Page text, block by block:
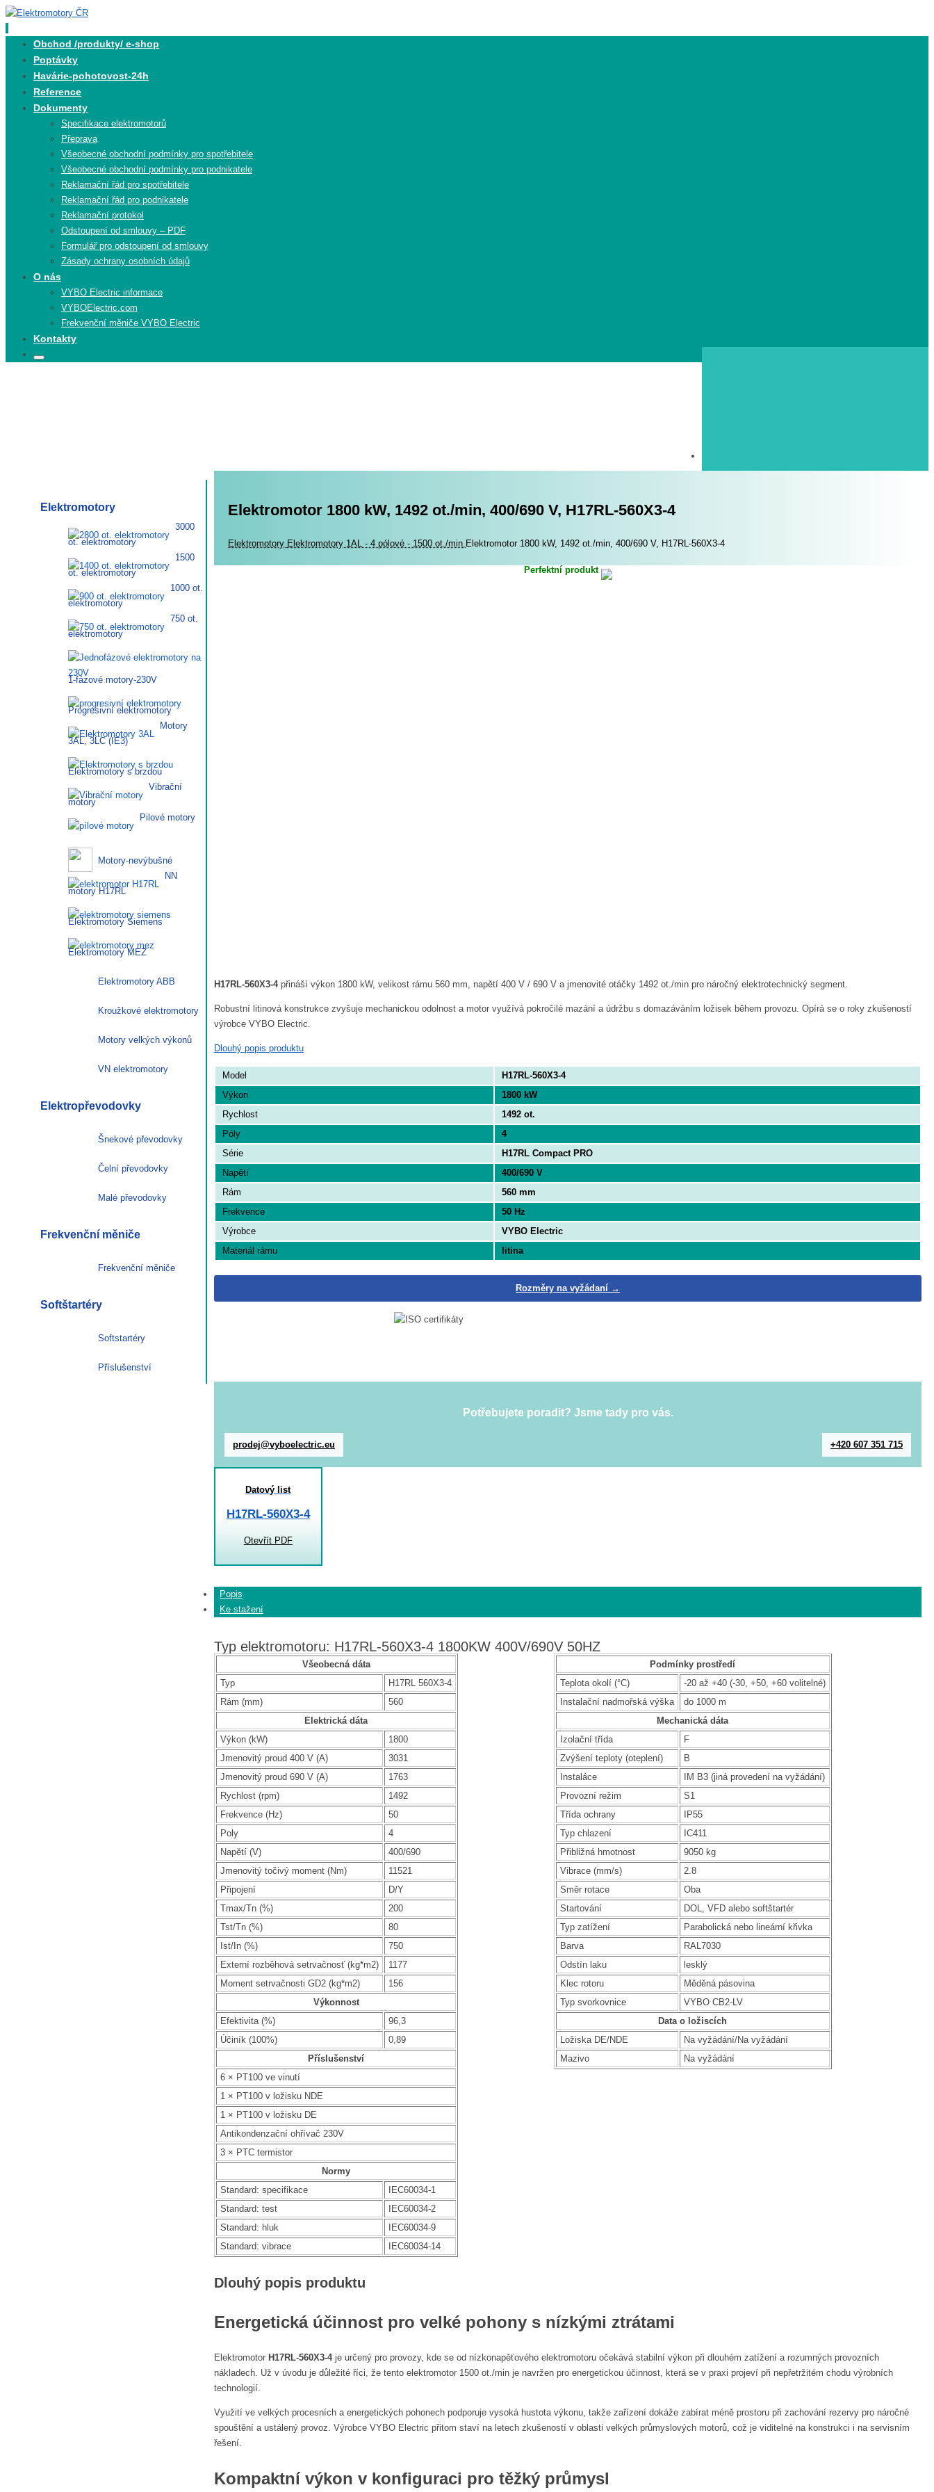
Skip
content
content
Obchod /produkty/ e-shop
Poptávky
Havárie-pohotovost-24h
Reference
Dokumenty
Specifikace elektromotorů
Přeprava
Všeobecné obchodní podmínky pro spotřebitele
Všeobecné obchodní podmínky pro podnikatele
Reklamační řád pro spotřebitele
Reklamační řád pro podnikatele
Reklamační protokol
Odstoupení od smlouvy – PDF
Formulář pro odstoupení od smlouvy
Zásady ochrany osobních údajů
O nás
VYBO Electric informace
VYBOElectric.com
Frekvenční měniče VYBO Electric
Kontakty
Search
Search
Elektromotor 1800 kW, 1492 ot./min, 400/690 V, H17RL-560X3-4
Elektromotory Elektromotory
Elektromotory 1AL - 4 pólové - 1500 ot./min. Elektromotor 1800 kW, 1492 ot./min, 400/690 V, H17RL-560X3-4
Perfektní produkt
H17RL-560X3-4přináší výkon 1800 kW, velikost rámu 560 mm, napětí 400 V / 690 V a jmenovité otáčky 1492 ot./min pro náročný elektrotechnický segment.
Robustní litinová konstrukce zvyšuje mechanickou odolnost a motor využívá pokročilé mazání a údržbu s domazáváním ložisek během provozu. Opírá se o roky zkušeností
výrobce VYBO Electric.
Dlouhý popis produktu
Model
H17RL-560X3-4
Výkon
1800 kW
Rychlost
1492 ot.
Póly
4
Série
H17RL Compact PRO
Napětí
400/690 V
Rám
560 mm
Frekvence
50 Hz
Výrobce
VYBO Electric
Materiál rámu
litina
Rozměry na vyžádaní →
Potřebujete poradit? Jsme tady pro vás.
prodej@vyboelectric.eu +420 607 351 715
Datový list
H17RL-560X3-4
Otevřít PDF
Popis
Ke stažení
Typ elektromotoru: H17RL-560X3-4 1800KW 400V/690V 50HZ
Všeobecná dáta
Typ
H17RL 560X3-4
Rám (mm)
560
Elektrická dáta
Výkon (kW)
1800
Jmenovitý proud 400 V (A)
3031
Jmenovitý proud 690 V (A)
1763
Rychlost (rpm)
1492
Frekvence (Hz)
50
Poly
4
Napětí (V)
400/690
Jmenovitý točivý moment (Nm)
11521
Připojení
D/Y
Tmax/Tn (%)
200
Tst/Tn (%)
80
Ist/In (%)
750
Externí rozběhová setrvačnosť (kg*m2)
1177
Moment setrvačnosti GD2 (kg*m2)
156
Výkonnost
Efektivita (%)
96,3
Účiník (100%)
0,89
Příslušenství
6 × PT100 ve vinutí
1 × PT100 v ložisku NDE
1 × PT100 v ložisku DE
Antikondenzační ohřívač 230V
3 × PTC termistor
Normy
Standard: specifikace
IEC60034-1
Standard: test
IEC60034-2
Standard: hluk
IEC60034-9
Standard: vibrace
IEC60034-14
Podmínky prostředí
Teplota okolí (°C)
-20 až +40 (-30, +50, +60 volitelné)
Instalační nadmořská výška
do 1000 m
Mechanická dáta
Izolační třída
F
Zvýšení teploty (oteplení)
B
Instaláce
IM B3 (jiná provedení na vyžádání)
Provozní režim
S1
Třída ochrany
IP55
Typ chlazení
IC411
Přibližná hmotnost
9050 kg
Vibrace (mm/s)
2.8
Směr rotace
Oba
Startování
DOL, VFD alebo softštartér
Typ zatížení
Parabolická nebo lineární křivka
Barva
RAL7030
Odstín laku
lesklý
Klec rotoru
Měděná pásovina
Typ svorkovnice
VYBO CB2-LV
Data o ložiscích
Ložiska DE/NDE
Na vyžádání/Na vyžádání
Mazivo
Na vyžádání
Dlouhý popis produktu
Energetická účinnost pro velké pohony s nízkými ztrátami
Elektromotor H17RL-560X3-4je určený pro provozy, kde se od nízkonapěťového elektromotoru očekává stabilní výkon při dlouhém zatížení a rozumných provozních
nákladech. Už v úvodu je důležité říci, že tento elektromotor 1500 ot./min je navržen pro energetickou účinnost, která se v praxi projeví při nepřetržitém chodu výrobních
technologií.
Využití ve velkých procesních a energetických pohonech podporuje vysoká hustota výkonu, takže zařízení dokáže zabírat méně prostoru při zachování rezervy pro náročné
spouštění a ustálený provoz. Výrobce VYBO Electric přitom staví na letech zkušeností v oblasti velkých průmyslových motorů, což je viditelné na konstrukci i na servisním
řešení.
Kompaktní výkon v konfiguraci pro těžký průmysl
Elektromotory
3000
ot. elektromotory
1500
ot. elektromotory
1000 ot.
elektromotory
750 ot.
elektromotory
1-fázové motory-230V
Progresivní elektromotory
Motory
3AL, 3LC (IE3)
Elektromotory s brzdou
Vibrační
motory
Pilové motory
Motory-nevýbušné
NN
motory H17RL
Elektromotory Siemens
Elektromotory MEZ
Elektromotory ABB
Kroužkové elektromotory
Motory velkých výkonů
VN elektromotory
Elektropřevodovky
Šnekové převodovky
Čelní převodovky
Malé převodovky
Frekvenční měniče
Frekvenční měniče
Softštartéry
Softstartéry
Příslušenství